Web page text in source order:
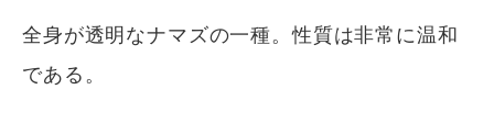
全身が透明なナマズの一種。性質は非常に温和
である。